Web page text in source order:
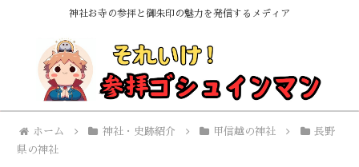
神社お寺の参拝と御朱印の魅力を発信するメディア
ホーム 神社・史跡紹介 甲信越の神社
長野
県の神社